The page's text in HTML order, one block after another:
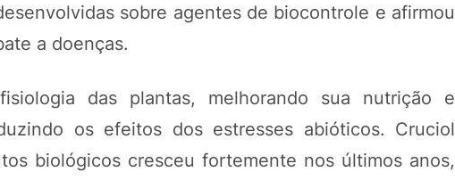
sobre agentes de biocontrole e afirmou
a doenças.
das plantas, melhorando sua nutrição e
os efeitos dos estresses abióticos. Cruciol
biológicos cresceu fortemente nos últimos anos,